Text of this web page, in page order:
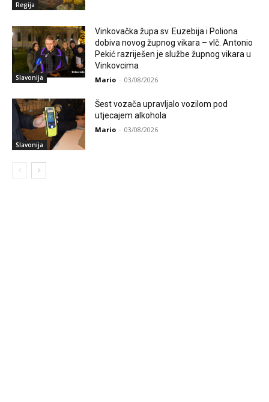
Regija
Slavonija
Vinkovačka župa sv. Euzebija i Poliona
dobiva novog župnog vikara – vlč. Antonio
Pekić razriješen je službe župnog vikara u
Vinkovcima
Mario - 03/08/2026
Slavonija
Šest vozača upravljalo vozilom pod
utjecajem alkohola
Mario - 03/08/2026